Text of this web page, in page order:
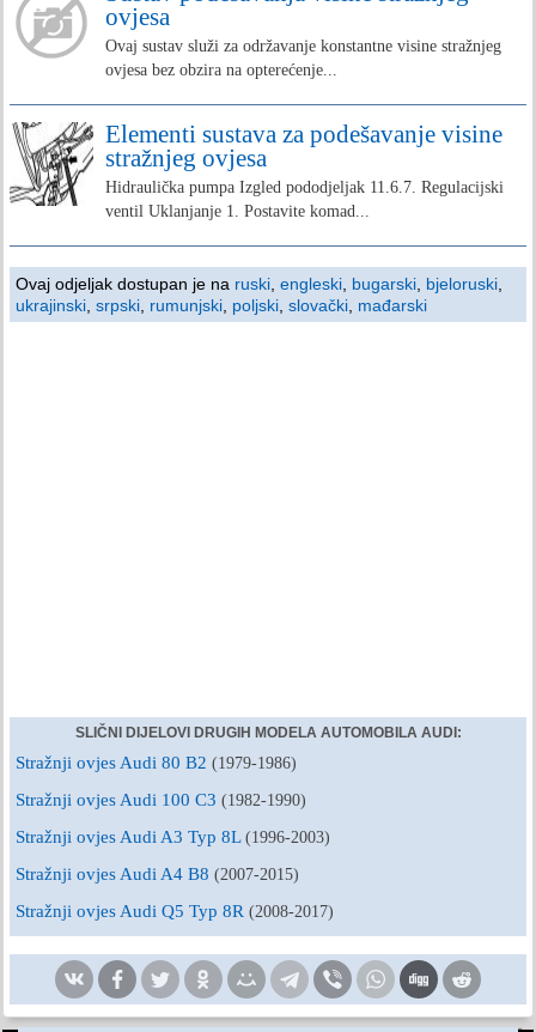
ovjesa
Ovaj sustav služi za održavanje konstantne visine stražnjeg
ovjesa bez obzira na opterećenje...
Elementi sustava za podešavanje visine
stražnjeg ovjesa
Hidraulička pumpa Izgled pododjeljak 11.6.7. Regulacijski
ventil Uklanjanje 1. Postavite komad...
Ovaj odjeljak dostupan je na ruski engleski bugarski bjeloruski
ukrajinski srpski rumunjski poljski slovački mađarski
SLIČNI DIJELOVI DRUGIH MODELA AUTOMOBILA AUDI:
Stražnji ovjes Audi 80 B2 (1979-1986)
Stražnji ovjes Audi 100 C3 (1982-1990)
Stražnji ovjes Audi A3 Typ 8L (1996-2003)
Stražnji ovjes Audi A4 B8 (2007-2015)
Stražnji ovjes Audi Q5 Typ 8R (2008-2017)